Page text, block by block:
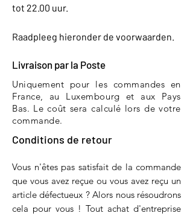
tot 22.00 uur.
Raadpleeg hieronder de voorwaarden.
Livraison par la Poste
Uniquement pour les commandes en
France, au Luxembourg et aux Pays
Bas. Le coût sera calculé lors de votre
commande.
Conditions de retour
Vous n'êtes pas satisfait de la commande
que vous avez reçue ou vous avez reçu un
article défectueux ? Alors nous résoudrons
cela pour vous ! Tout achat d'entreprise